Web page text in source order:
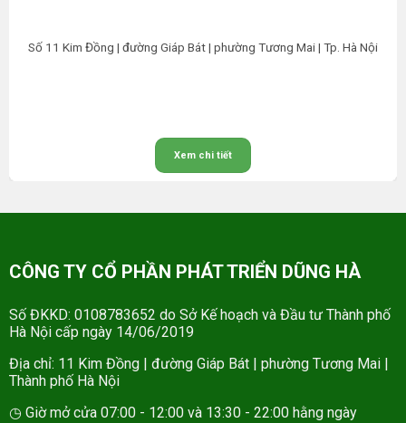
Số 11 Kim Đồng | đường Giáp Bát | phường Tương Mai | Tp. Hà Nội
Xem chi tiết
CÔNG TY CỔ PHẦN PHÁT TRIỂN DŨNG HÀ
Số ĐKKD: 0108783652 do Sở Kế hoạch và Đầu tư Thành phố
Hà Nội cấp ngày 14/06/2019
Địa chỉ: 11 Kim Đồng | đường Giáp Bát | phường Tương Mai |
Thành phố Hà Nội
◷ Giờ mở cửa 07:00 - 12:00 và 13:30 - 22:00 hằng ngày